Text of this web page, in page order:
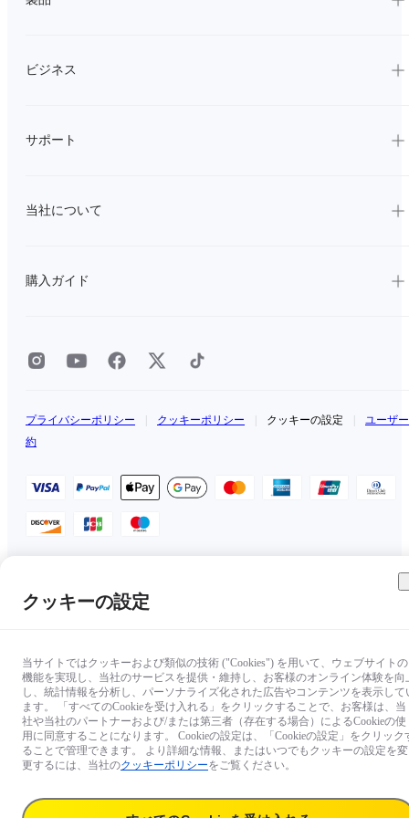
ビジネス
サポート
当社について
購入ガイド
プライバシーポリシー クッキーポリシー クッキーの設定
ユーザ
約
Copyright © 2025 Insta360 All rights reserved.
クッキーの設定
当サイトではクッキーおよび類似の技術 ("Cookies") を用いて、ウェブサイトの
機能を実現し、当社のサービスを提供・維持し、お客様のオンライン体験を向
し、統計情報を分析し、パーソナライズ化された広告やコンテンツを表示して
ます。 「すべてのCookieを受け入れる」をクリックすることで、お客様は、当
社や当社のパートナーおよび/または第三者（存在する場合）によるCookieの使
用に同意することになります。 Cookieの設定は、「Cookieの設定」をクリック
ることで管理できます。 より詳細な情報、またはいつでもクッキーの設定を変
更するには、当社のクッキーポリシーをご覧ください。